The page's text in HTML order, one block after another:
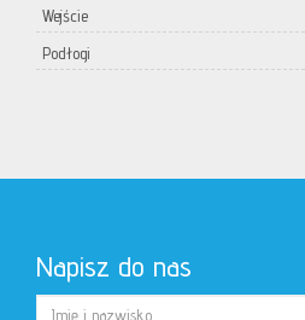
Wejście
Podłogi
Napisz do nas